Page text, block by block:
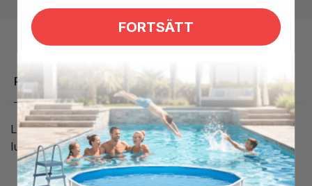
Produktbeskrivning
Luftkontroll till Coast Spas med 6 ekrar. Styr
lufttillförseln till jet munstycken i spabadet.
FORTSÄTT